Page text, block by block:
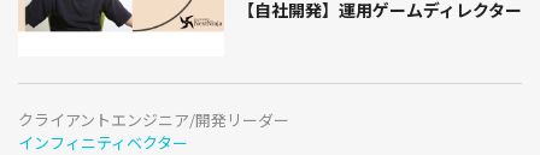
【自社開発】運用ゲームディレクター
クライアントエンジニア/開発リーダー
インフィニティベクター